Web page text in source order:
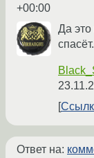
+00:00
Да это
Ответ на: